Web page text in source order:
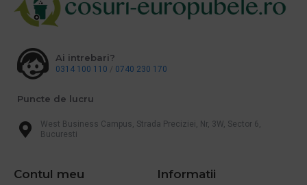
Ai intrebari?
0314 100 110 / 0740 230 170
Puncte de lucru
West Business Campus, Strada Preciziei, Nr, 3W, Sector 6,
Bucuresti
Contul meu Informatii